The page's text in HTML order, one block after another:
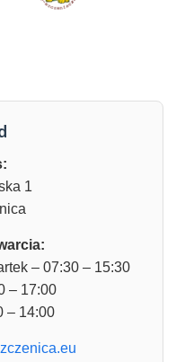
1
– 07:30 – 15:30
– 17:00
– 14:00